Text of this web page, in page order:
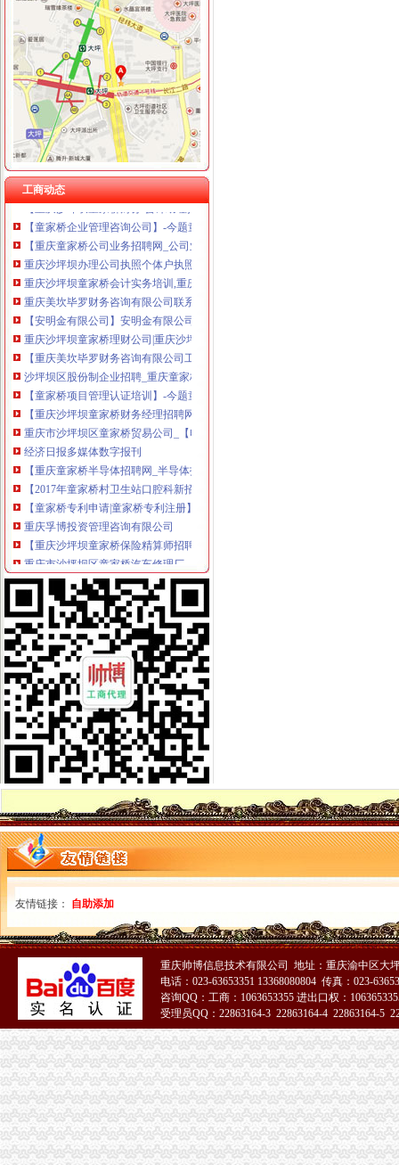
工商动态
童家桥财务公司
【2017年江北区永研食品经营部新招聘信息_电话_地址】-赶集网
重庆燃气上市后现营收利润双降旗下配气站超租期7年惹官司_东方
的主贴_用户中心_新浪股吧_财经_新浪网
民生,民生|重庆在线
周克华系列劫案共抢现金55.5万主要花在家庭上-中新网
重庆永辉超市有限公司沙坪坝区童家桥分公司_【信用信息_诉讼信息_
【重庆沙坪坝童家桥财务/审计/税务招聘网|2018年重庆沙坪坝童家桥财
中国邮政储蓄银行股份有限公司重庆沙坪坝区童家桥支行_【电话地址_
【重庆沙坪坝童家桥财务/会计助理招聘网|2018年重庆沙坪坝童家桥财
【童家桥企业管理咨询公司】-今题童家桥企业管理咨询网
【重庆童家桥公司业务招聘网_公司业务招聘信息】-重庆智联招聘
重庆沙坪坝办理公司执照个体户执照记帐报税-童家桥工商注册|重庆酷
重庆沙坪坝童家桥会计实务培训,重庆沙坪坝童家桥会计实操培训班,
重庆美坎毕罗财务咨询有限公司联系方式_信用报告_工商信息-启信宝
【安明金有限公司】安明金有限公司招聘|待遇|面试|怎么样-看准网
重庆沙坪坝童家桥理财公司|重庆沙坪坝童家桥理财-重庆沙坪坝童家桥
【重庆美坎毕罗财务咨询有限公司工商信息】-阿土伯工商信息查询
沙坪坝区股份制企业招聘_重庆童家桥股份制企业招聘信息_求职找工作
【童家桥项目管理认证培训】-今题童家桥项目管理认证培训网
【重庆沙坪坝童家桥财务经理招聘网|2018年重庆沙坪坝童家桥财务经
重庆市沙坪坝区童家桥贸易公司_【电话地址_招聘信息_注册信息_信用
经济日报多媒体数字报刊
【重庆童家桥半导体招聘网_半导体招聘信息】-重庆智联招聘
【2017年童家桥村卫生站口腔科新招聘信息_电话_地址】-赶集网
【童家桥专利申请|童家桥专利注册】-今题童家桥专利申请网
重庆孚博投资管理咨询有限公司
【重庆沙坪坝童家桥保险精算师招聘网|2018年重庆沙坪坝童家桥保险
重庆市沙坪坝区童家桥汽车修理厂_【信用信息_诉讼信息_财务信息_注
重庆市沙坪坝区童家桥贸易公司广龙糕点加工厂_【信用信息_诉讼信息
【重庆童家桥培训经理招聘网_培训经理招聘信息】-重庆智联招聘
重庆童家桥附近出纳招聘|重庆童家桥附近出纳职位信息汇总|重庆出纳
【重庆会计服务公司黄页】_顺企网
重庆童家桥附近出纳招聘|重庆童家桥附近出纳职位信息汇总|重庆出纳
【重庆沙坪坝童家桥统计招聘网|2018年重庆沙坪坝童家桥统计招聘信
沙坪坝学会计去哪里好？重庆财务会计今题网
重庆燃气集团股份有限公司|公司|重庆|有限_新浪财经_新浪网
重庆市沙坪坝区童家桥街道文化站新世纪卡拉OK厅_【信用信息_诉讼
中国工商银行股份有限公司重庆童家桥支行_【信用信息_诉讼信息_财
【58同城】重庆渝北龙溪香港公司注册_注册香港公司_离岸公司注册
重庆沙坪坝童家桥初级经济师培训公司|重庆沙坪坝童家桥初级经济师培
重庆华庆阀门制造有限公司2017招聘信息_电话_地址-中华英才网
【58同城】大坪财务会计_大坪财会_大坪评估
沙坪坝区童家桥街道松山路146号公共厕所改造装修工程_中国招标网_
重庆玉言装饰工程有限公司_建筑装修装饰工程_覃家岗镇童家桥村白鹤
重庆燃气集团股份有限公司|公司|重庆|有限_新浪财经_新浪网
沙区童家桥街道办事处松山路146号公共厕所改造装修工程第二次招标_
：重庆燃气2017年第一季度报告_（）_公告正文
重庆沙坪坝童家桥歌手招聘网_重庆沙坪坝童家桥歌手人才网_重庆沙坪
重庆康名士办公用品商贸有限公司生意旺铺
华星创业：申万宏源证券承销保荐有限责任公司关于公司发行股份购买
重庆燃气：2017年第一季度报告_重庆燃气（）_公告正文_财
金融街控股股份有限公司公开发行2009年第一期公司券募集说明书摘
重庆市沙坪坝区信诚橡胶制品厂2017招聘信息_电话_地址-中华英才网
重庆燃气：2017年半年度报告（2017-08-30）_重庆燃气（）
证券日报-重庆燃气集团股份有限公司2017年第一季度报告正文
童家桥财务公司
【2017年江北区永研食品经营部新招聘信息_电话_地址】-赶集网
重庆燃气上市后现营收利润双降旗下配气站超租期7年惹官司_东方
的主贴_用户中心_新浪股吧_财经_新浪网
民生,民生|重庆在线
友情链接： 自助添加
重庆帅博信息技术有限公司 地址：重庆渝中区大
电话：023-63653351 13368080804 传真：023-
咨询QQ：工商：1063653355 进出口权：
受理员QQ：22863164-3 22863164-4 22863164-5
51La